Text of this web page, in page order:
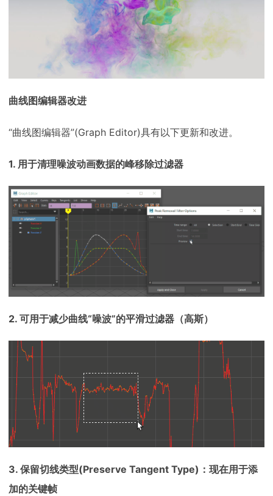
曲线图编辑器改进
“曲线图编辑器”(Graph Editor)具有以下更新和改进。
1. 用于清理噪波动画数据的峰移除过滤器
2. 可用于减少曲线“噪波”的平滑过滤器（高斯）
3. 保留切线类型(Preserve Tangent Type)：现在用于添
加的关键帧